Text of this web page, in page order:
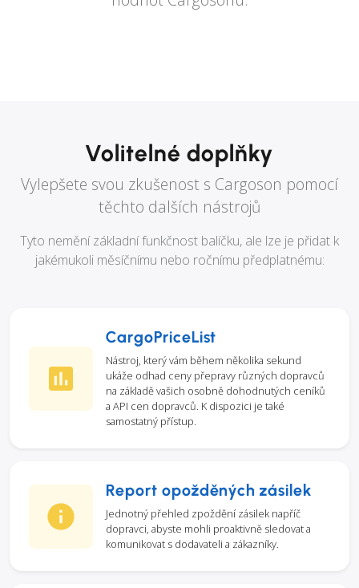
Volitelné doplňky
Vylepšete svou zkušenost s Cargoson pomocí
těchto dalších nástrojů
Tyto nemění základní funkčnost balíčku, ale lze je přidat k
jakémukoli měsíčnímu nebo ročnímu předplatnému:
CargoPriceList
Nástroj, který vám během několika sekund
ukáže odhad ceny přepravy různých dopravců
na základě vašich osobně dohodnutých ceníků
a API cen dopravců. K dispozici je také
samostatný přístup.
Report opožděných zásilek
Jednotný přehled zpoždění zásilek napříč
dopravci, abyste mohli proaktivně sledovat a
komunikovat s dodavateli a zákazníky.